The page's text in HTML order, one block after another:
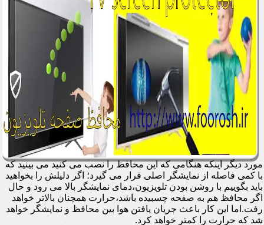
مورد دیگر اینکه هنگامی که این محافظ را نصب می کنید می بینید که
با کمی فاصله از نمایشگر اصلی قرار می گیرد؛ اگر دلیلش را بخواهید
باید بگوییم با روشن بودن تلویزیون،دمای نمایشگر بالا می رود و حال
اگر محافظ هم به صفحه چسبیده باشد،حرارت همچنان بالاتر خواهد
رفت.اما این کار باعث جریان یافتن هوا بین محافظ و نمایشگر خواهد
شد که حرارت را کمتر خواهد کرد.